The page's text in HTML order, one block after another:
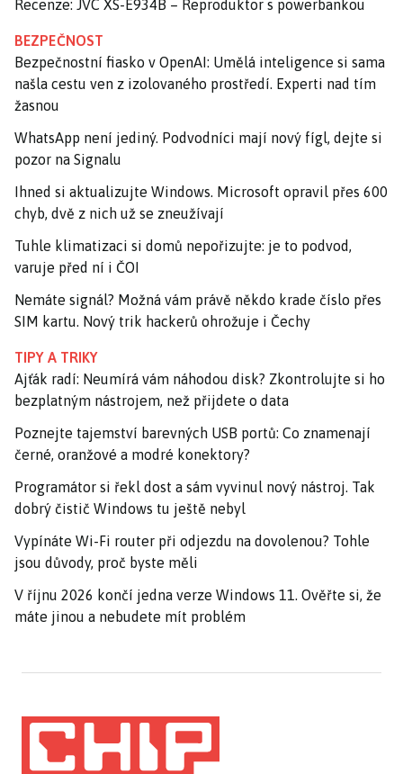
Recenze: JVC XS-E934B – Reproduktor s powerbankou
BEZPEČNOST
Bezpečnostní fiasko v OpenAI: Umělá inteligence si sama
našla cestu ven z izolovaného prostředí. Experti nad tím
žasnou
WhatsApp není jediný. Podvodníci mají nový fígl, dejte si
pozor na Signalu
Ihned si aktualizujte Windows. Microsoft opravil přes 600
chyb, dvě z nich už se zneužívají
Tuhle klimatizaci si domů nepořizujte: je to podvod,
varuje před ní i ČOI
Nemáte signál? Možná vám právě někdo krade číslo přes
SIM kartu. Nový trik hackerů ohrožuje i Čechy
TIPY A TRIKY
Ajťák radí: Neumírá vám náhodou disk? Zkontrolujte si ho
bezplatným nástrojem, než přijdete o data
Poznejte tajemství barevných USB portů: Co znamenají
černé, oranžové a modré konektory?
Programátor si řekl dost a sám vyvinul nový nástroj. Tak
dobrý čistič Windows tu ještě nebyl
Vypínáte Wi-Fi router při odjezdu na dovolenou? Tohle
jsou důvody, proč byste měli
V říjnu 2026 končí jedna verze Windows 11. Ověřte si, že
máte jinou a nebudete mít problém